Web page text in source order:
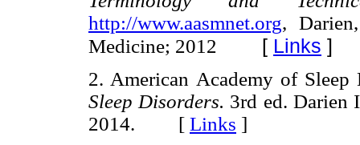
http://www.aasmnet.org,
Medicine; 2012 [ Links ]
2. American Academy of
Sleep Disorders. 3rd ed. Darien
2014. [ Links ]